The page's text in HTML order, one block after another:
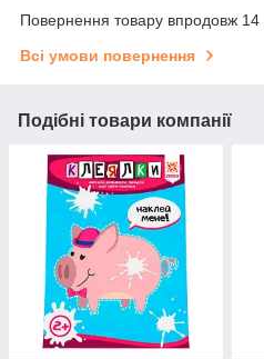
Повернення товару впродовж 14
Всі умови повернення
Подібні товари компанії